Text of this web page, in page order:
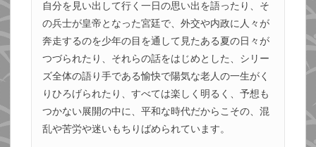
自分を見い出して行く一日の思い出を語ったり、そ
の兵士が皇帝となった宮廷で、外交や内政に人々が
奔走するのを少年の目を通して見たある夏の日々が
つづられたり、それらの話をはじめとした、シリー
ズ全体の語り手である愉快で陽気な老人の一生がく
りひろげられたり、すべては楽しく明るく、予想も
つかない展開の中に、平和な時代だからこその、混
乱や苦労や迷いもちりばめられています。